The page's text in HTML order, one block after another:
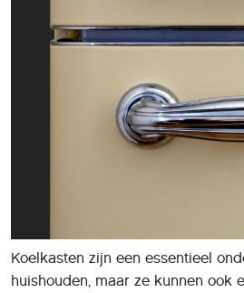
Koelkasten zijn een essentieel
huishouden, maar ze kunnen ook